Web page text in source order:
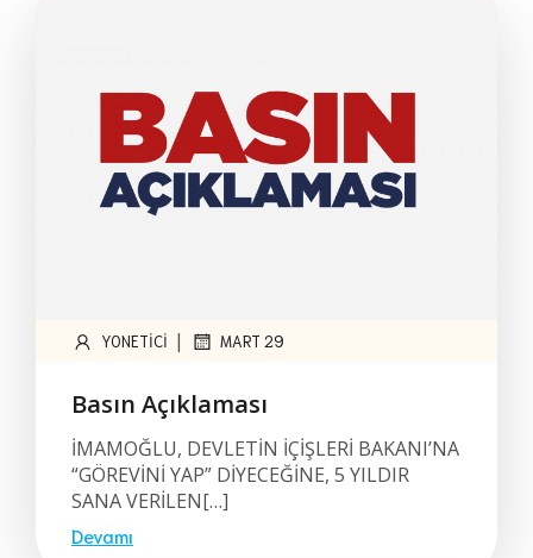
YONETICI | MART 29
Basın Açıklaması
İMAMOĞLU, DEVLETİN İÇİŞLERİ BAKANI’NA
“GÖREVİNİ YAP” DİYECEĞİNE, 5 YILDIR
SANA VERİLEN[…]
Devamı